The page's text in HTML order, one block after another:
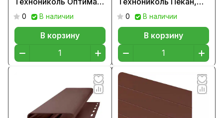
Бруния, 3м
0 В наличии
В корзину
3м (остатки)
0 В наличии
В корзину